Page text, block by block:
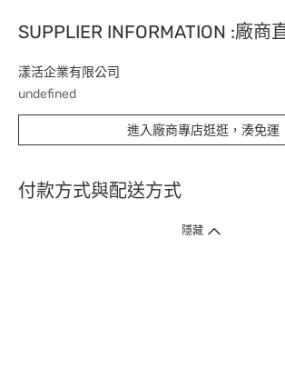
SUPPLIER INFORMATION :廠商
漾活企業有限公司
undefined
進入廠商專店逛逛，湊免運
付款方式與配送方式
隱藏